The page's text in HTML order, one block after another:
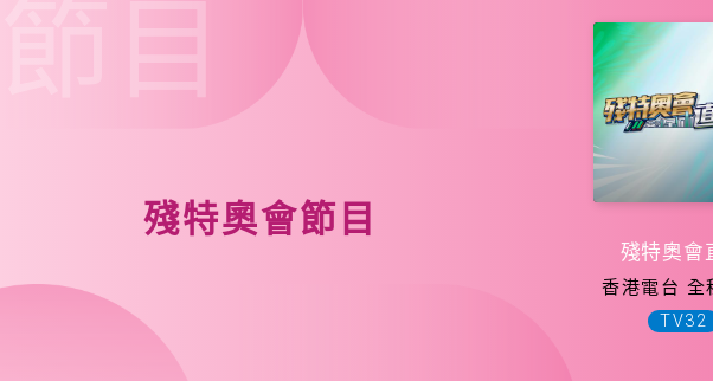
殘特奧會節目
殘特奧會
香港電台 全
TV32